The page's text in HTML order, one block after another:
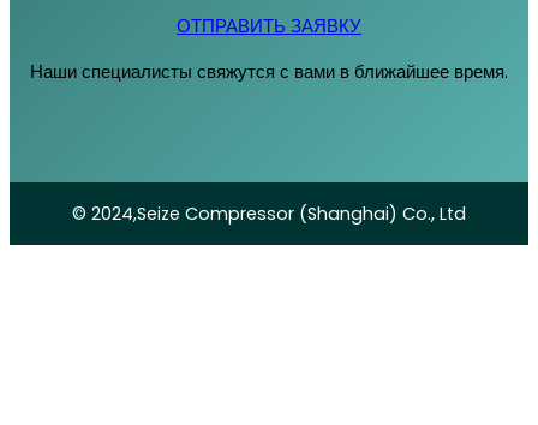
ОТПРАВИТЬ ЗАЯВКУ
Наши специалисты свяжутся с вами в ближайшее время.
© 2024,Seize Compressor (Shanghai) Co., Ltd